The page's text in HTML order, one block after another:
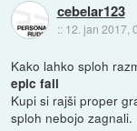
cebelar123
:: 12. jan 2017,
Kako lahko sploh
epic fail
Kupi si rajši proper
sploh nebojo zagnali.